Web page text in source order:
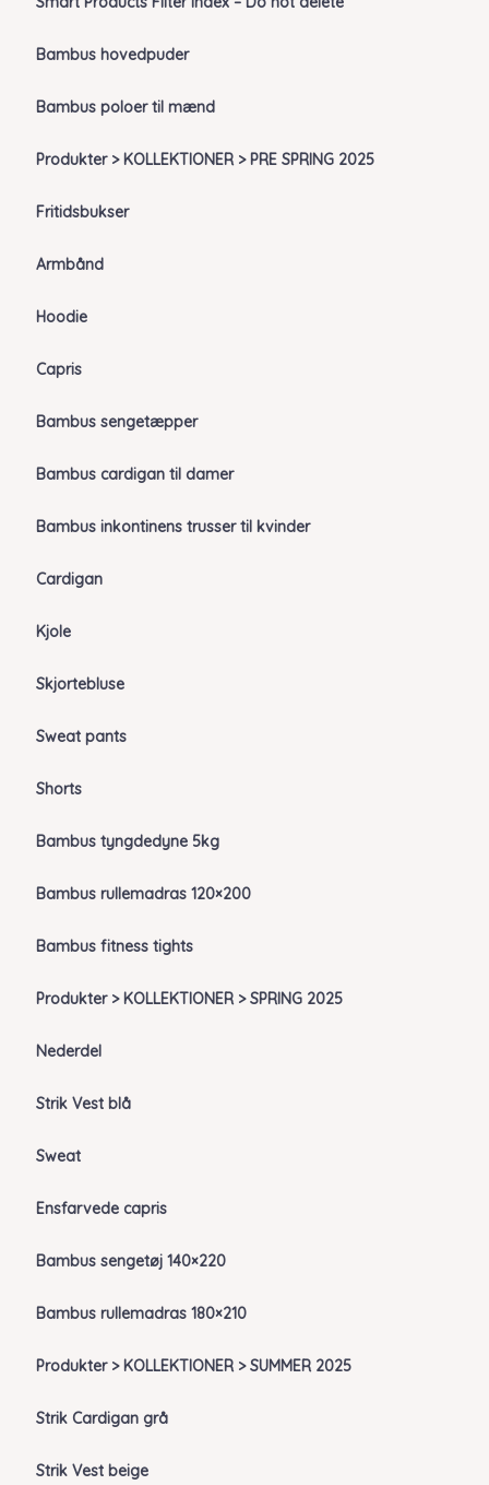
Bambus hovedpuder
Bambus poloer til mænd
Produkter > KOLLEKTIONER > PRE SPRING 2025
Fritidsbukser
Armbånd
Hoodie
Capris
Bambus sengetæpper
Bambus cardigan til damer
Bambus inkontinens trusser til kvinder
Cardigan
Kjole
Skjortebluse
Sweat pants
Shorts
Bambus tyngdedyne 5kg
Bambus rullemadras 120×200
Bambus fitness tights
Produkter > KOLLEKTIONER > SPRING 2025
Nederdel
Strik Vest blå
Sweat
Ensfarvede capris
Bambus sengetøj 140×220
Bambus rullemadras 180×210
Produkter > KOLLEKTIONER > SUMMER 2025
Strik Cardigan grå
Strik Vest beige